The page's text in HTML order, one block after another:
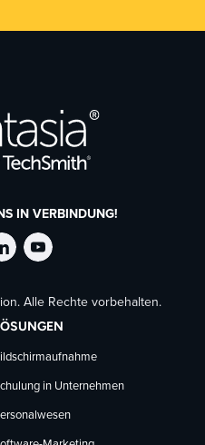
IN VERBINDUNG!
TechSmith
auf
LinkedIn
folgen
TechSmith
auf
YouTube
folgen
Alle Rechte vorbehalten.
in Unternehmen